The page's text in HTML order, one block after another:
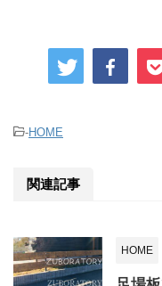
-HOME
関連記事
HOME